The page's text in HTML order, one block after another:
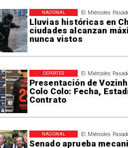
El Miércoles
Lluvias históricas en
ciudades alcanzan
nunca vistos
NACIONAL
El Miércoles
Presentación de
Colo Colo: Fecha,
Contrato
DEPORTES
El Miércoles
Senado aprueba
NACIONAL